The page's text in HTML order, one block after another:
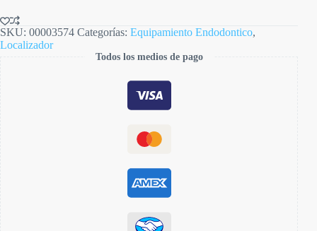
SKU: 00003574 Categorías: Equipamiento Endodontico,
Localizador
Todos los medios de pago